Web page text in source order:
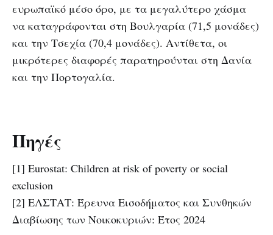
ευρωπαϊκό μέσο όρο, με τα μεγαλύτερο χάσμα
να καταγράφονται στη Βουλγαρία (71,5 μονάδες)
και την Τσεχία (70,4 μονάδες). Αντίθετα, οι
μικρότερες διαφορές παρατηρούνται στη Δανία
και την Πορτογαλία.
Πηγές
[1] Eurostat: Children at risk of poverty or social
exclusion
[2] ΕΛΣΤΑΤ: Έρευνα Εισοδήματος και Συνθηκών
Διαβίωσης των Νοικοκυριών: Έτος 2024